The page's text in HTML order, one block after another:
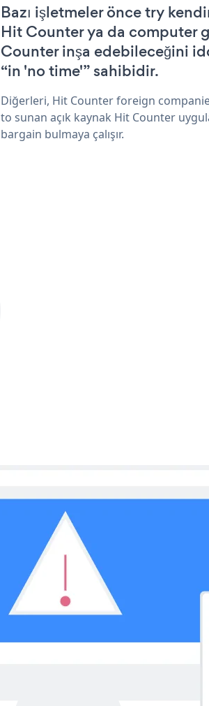
Bazı işletmeler önce try
Hit Counter ya da computer
Counter inşa edebileceğini
“in 'no time'” sahibidir.
Diğerleri, Hit Counter foreign
to sunan açık kaynak Hit Counter
bargain bulmaya çalışır.